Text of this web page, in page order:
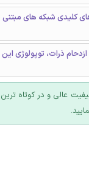
ازدحام ذرات، توپولوژی
عالی و در کوتاه